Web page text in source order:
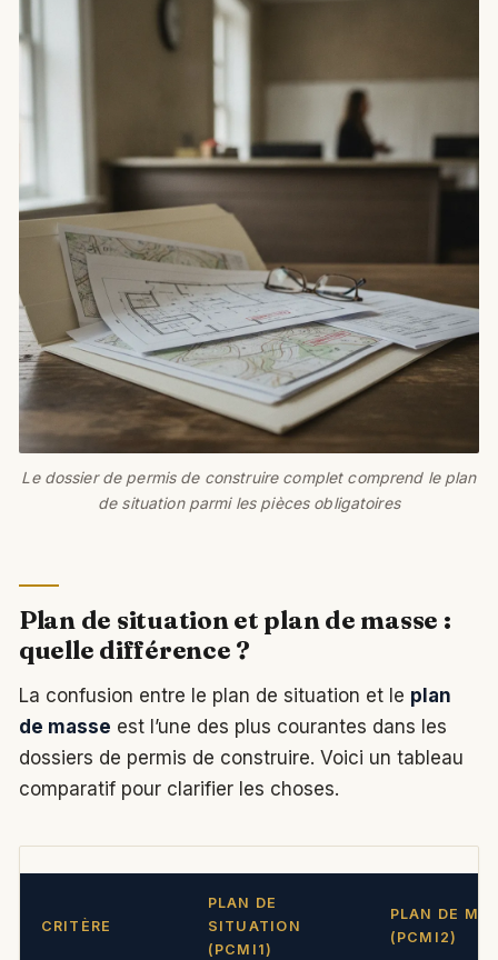
Le dossier de permis de construire complet comprend le plan
de situation parmi les pièces obligatoires
Plan de situation et plan de masse :
quelle différence ?
La confusion entre le plan de situation et le plan
de masse est l’une des plus courantes dans les
dossiers de permis de construire. Voici un tableau
comparatif pour clarifier les choses.
CRITÈRE
PLAN DE
SITUATION
(PCMI1)
PLAN DE
(PCMI2)